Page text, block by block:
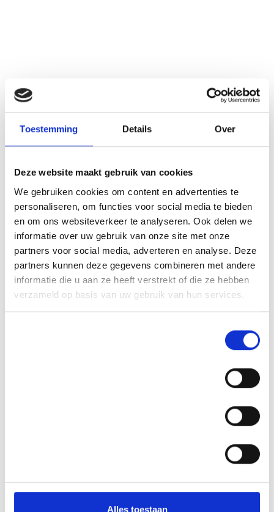
Toestemming Details Over
Deze website maakt gebruik van cookies
We gebruiken cookies om content en advertenties te
personaliseren, om functies voor social media te bieden
en om ons websiteverkeer te analyseren. Ook delen we
informatie over uw gebruik van onze site met onze
partners voor social media, adverteren en analyse. Deze
partners kunnen deze gegevens combineren met andere
informatie die u aan ze heeft verstrekt of die ze hebben
verzameld op basis van uw gebruik van hun services.
Alles toestaan